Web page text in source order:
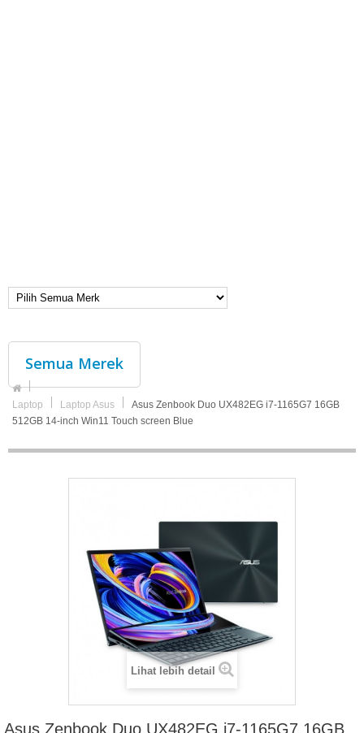
Semua Merek
Laptop Laptop Asus
Asus Zenbook Duo UX482EG i7-1165G7 16GB
512GB 14-inch Win11 Touch screen Blue
Lihat lebih detail
Asus Zenbook Duo UX482EG i7-1165G7 16GB